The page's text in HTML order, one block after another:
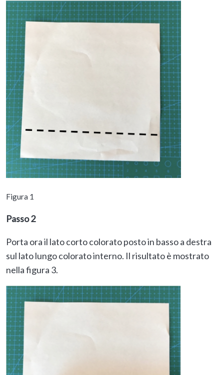
Figura 1
Passo 2
Porta ora il lato corto colorato posto in basso a destra
sul lato lungo colorato interno. Il risultato è mostrato
nella figura 3.